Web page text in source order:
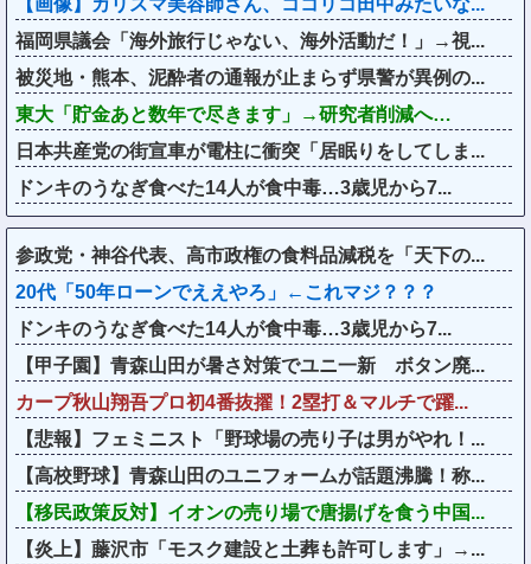
【画像】カリスマ美容師さん、ココリコ田中みたいな...
福岡県議会「海外旅行じゃない、海外活動だ！」→視...
被災地・熊本、泥酔者の通報が止まらず県警が異例の...
東大「貯金あと数年で尽きます」→研究者削減へ…
日本共産党の街宣車が電柱に衝突「居眠りをしてしま...
ドンキのうなぎ食べた14人が食中毒…3歳児から7...
参政党・神谷代表、高市政権の食料品減税を「天下の...
20代「50年ローンでええやろ」←これマジ？？？
ドンキのうなぎ食べた14人が食中毒…3歳児から7...
【甲子園】青森山田が暑さ対策でユニ一新 ボタン廃...
カープ秋山翔吾プロ初4番抜擢！2塁打＆マルチで躍...
【悲報】フェミニスト「野球場の売り子は男がやれ！...
【高校野球】青森山田のユニフォームが話題沸騰！称...
【移民政策反対】イオンの売り場で唐揚げを食う中国...
【炎上】藤沢市「モスク建設と土葬も許可します」→...